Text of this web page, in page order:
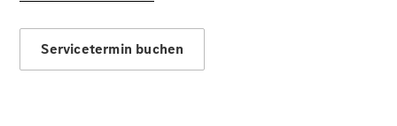
Servicetermin buchen